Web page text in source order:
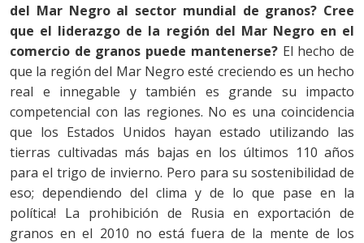
del Mar Negro al sector mundial de granos? Cree
que el liderazgo de la región del Mar Negro en el
comercio de granos puede mantenerse? El hecho de
que la región del Mar Negro esté creciendo es un hecho
real e innegable y también es grande su impacto
competencial con las regiones. No es una coincidencia
que los Estados Unidos hayan estado utilizando las
tierras cultivadas más bajas en los últimos 110 años
para el trigo de invierno. Pero para su sostenibilidad de
eso; dependiendo del clima y de lo que pase en la
política! La prohibición de Rusia en exportación de
granos en el 2010 no está fuera de la mente de los